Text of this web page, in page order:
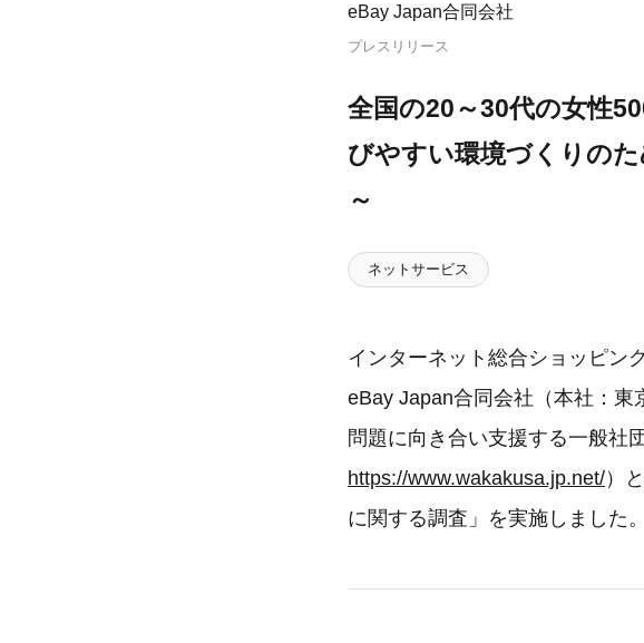
eBay Japan合同会社
プレスリリース
全国の20～30代の女性
びやすい環境づくりの
～
ネットサービス
インターネット総合ショッピン
eBay Japan合同会社（本社：
問題に向き合い支援する一般社
https://www.wakakusa.jp.net/）
に関する調査」を実施しました。